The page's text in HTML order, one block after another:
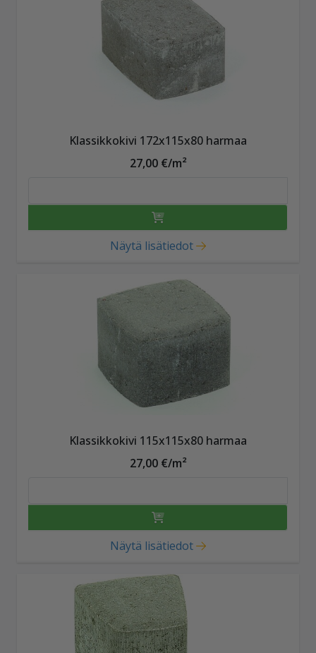
Klassikkokivi 172x115x80 harmaa
27,00 €/m²
Näytä lisätiedot
Klassikkokivi 115x115x80 harmaa
27,00 €/m²
Näytä lisätiedot